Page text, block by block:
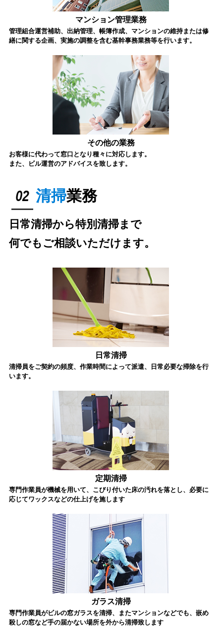
マンション管理業務
管理組合運営補助、出納管理、帳簿作成、マンションの維持または修
繕に関する企画、実施の調整を含む基幹事務業務等を行います。
その他の業務
お客様に代わって窓口となり種々に対応します。
また、ビル運営のアドバイスを致します。
02 清掃業務
日常清掃から特別清掃まで
何でもご相談いただけます。
日常清掃
清掃員をご契約の頻度、作業時間によって派遣、日常必要な掃除を行
います。
定期清掃
専門作業員が機械を用いて、こびり付いた床の汚れを落とし、必要に
応じてワックスなどの仕上げを施します
ガラス清掃
専門作業員がビルの窓ガラスを清掃、またマンションなどでも、嵌め
殺しの窓など手の届かない場所を外から清掃致します